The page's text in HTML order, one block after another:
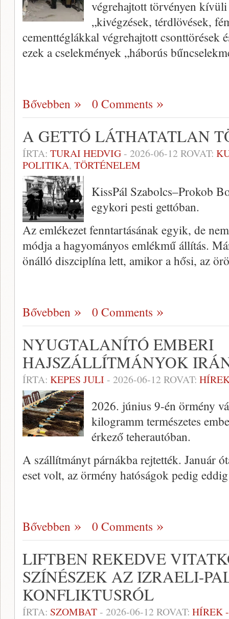
végrehajtott törvényen
„kivégzések, térdlövések,
cementtéglákkal végrehajtott csonttörések
ezek a cselekmények „háborús
Bővebben 0 Comments
A GETTÓ LÁTHATATLAN
ÍRTA: TURAI HEDVIG- 2026-06-12 ROVAT:
POLITIKA, TÖRTÉNELEM
KissPál Szabolcs–Prokob
egykori pesti gettóban.
Az emlékezet fenntartásának egyik, de
módja a hagyományos emlékmű állítás.
önálló diszciplína lett, amikor a hősi, az
Bővebben 0 Comments
NYUGTALANÍTÓ EMBERI
HAJSZÁLLÍTMÁNYOK
ÍRTA: KEPES JULI - 2026-06-12 ROVAT:
2026. június 9-én örmény
kilogramm természetes
érkező teherautóban.
A szállítmányt párnákba rejtették. Január
eset volt, az örmény hatóságok pedig
Bővebben 0 Comments
LIFTBEN REKEDVE
SZÍNÉSZEK AZ IZRAELI-
KONFLIKTUSRÓL
ÍRTA: SZOMBAT- 2026-06-12 ROVAT: HÍREK